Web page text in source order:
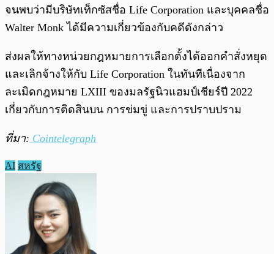
จนพบว่ามีบริษัทเท็กซัสชื่อ Life Corporation และบุคคลชื่อ
Walter Monk ได้มีความเกี่ยวข้องกับคดีดังกล่าว
ส่งผลให้ทางหน่วยกฎหมายการเลือกตั้งได้ออกคำสั่งหยุด
และเลิกจ้างให้กับ Life Corporation ในทันทีเนื่องจาก
ละเมิดกฎหมาย LXIII ของมลรัฐนิวแฮมป์เชียร์ปี 2022
เกี่ยวกับการติดสินบน การข่มขู่ และการปราบปราม
ที่มา: Cointelegraph
AI สหรัฐ